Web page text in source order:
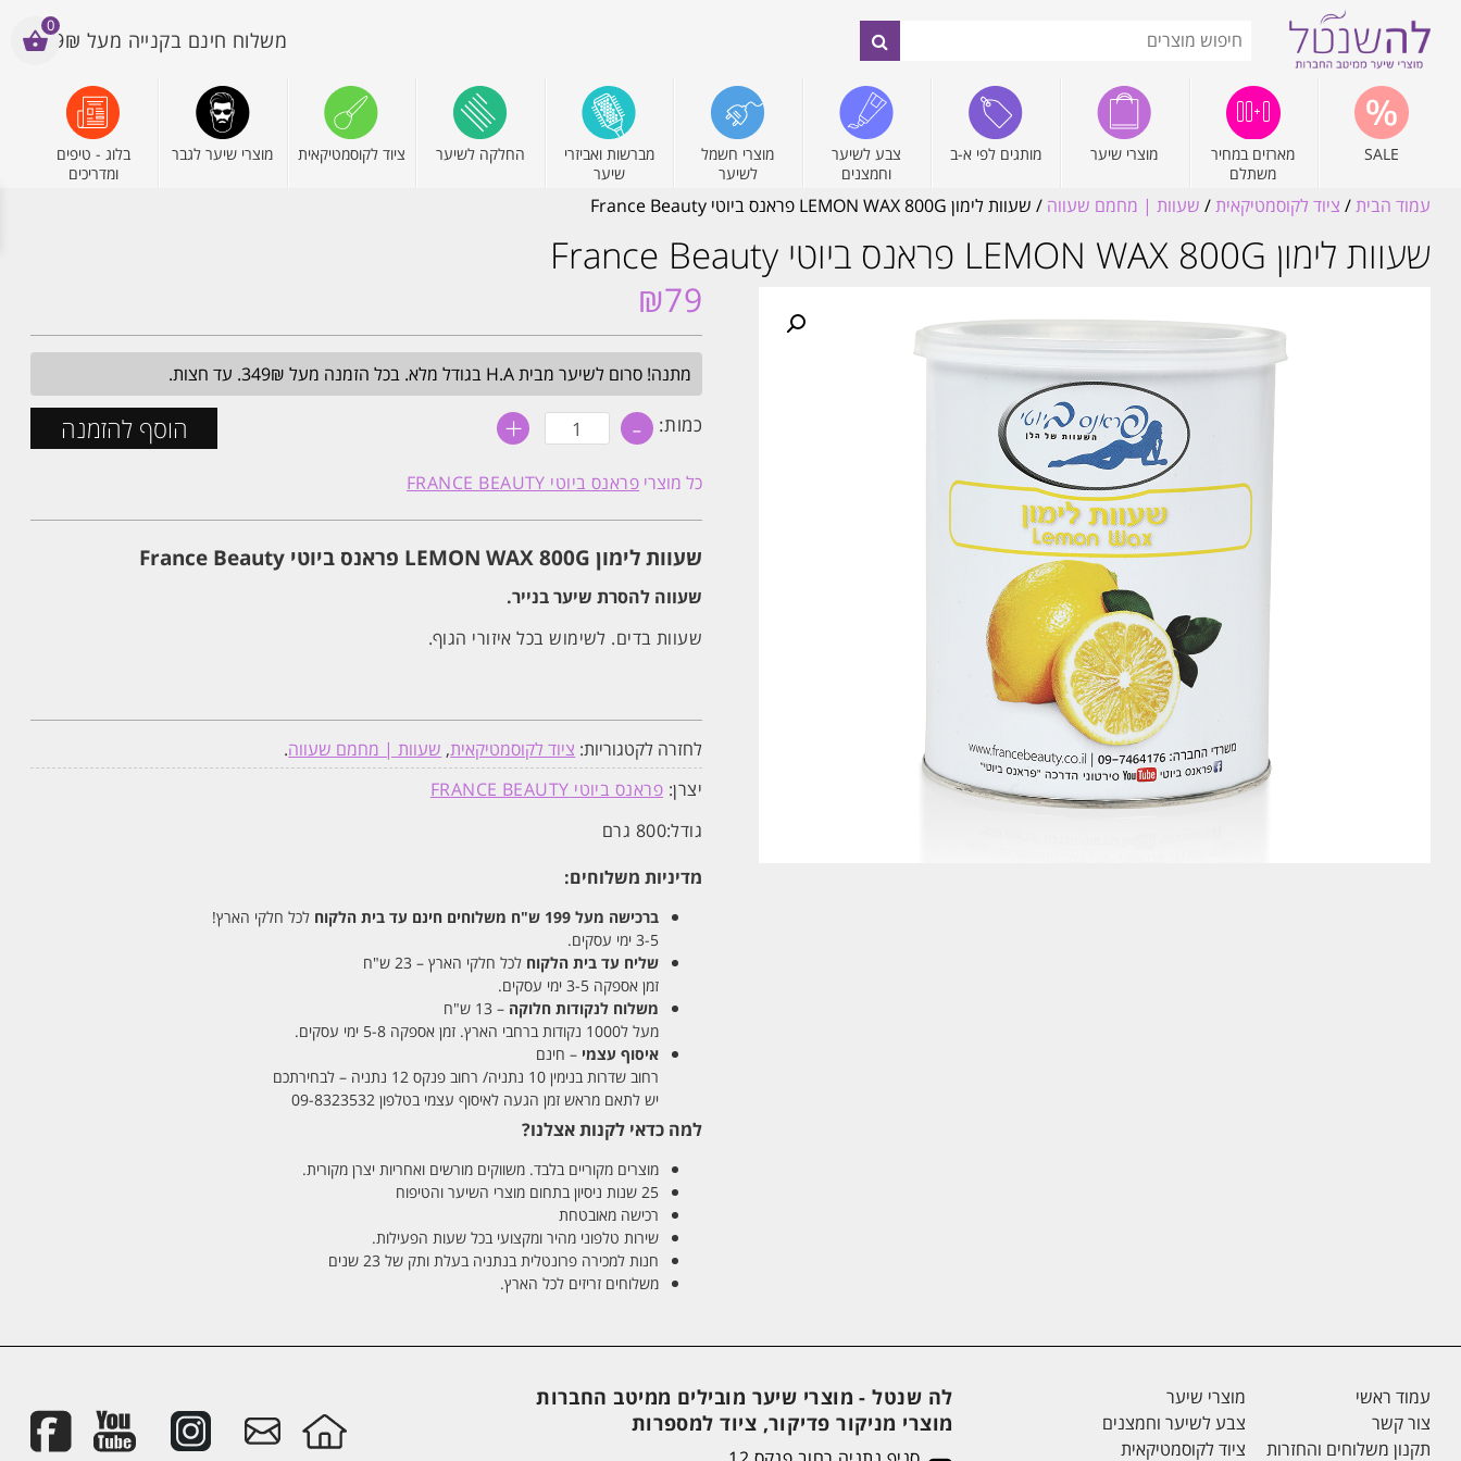
משלוח חינם בקנייה מעל 199₪
SALE
מארזים במחיר
משתלם
מוצרי שיער מותגים לפי א-ב
צבע לשיער
וחמצנים
מוצרי חשמל
לשיער
מברשות ואביזרי
שיער
החלקה לשיער ציוד לקוסמטיקאית מוצרי שיער לגבר
בלוג - טיפים
ומדריכים
עמוד הבית/ ציוד לקוסמטיקאית/ שעוות | מחמם שעווה / שעוות לימון LEMON WAX 800G פראנס ביוטי France Beauty
שעוות לימון LEMON WAX 800G פראנס ביוטי France Beauty
₪79
מתנה! סרום לשיער מבית H.A בגודל מלא. בכל הזמנה מעל 349₪. עד חצות.
כמות: - כמות
של
לימון
LEMON
800G
ביוטי
France
Beauty
+ הוסף להזמנה
כל מוצרי פראנס ביוטי FRANCE BEAUTY
שעוות לימון LEMON WAX 800G פראנס ביוטי France Beauty
שעווה להסרת שיער בנייר.
שעוות בדים. לשימוש בכל איזורי הגוף.
לחזרה לקטגוריות: ציוד לקוסמטיקאית, שעוות | מחמם שעווה.
יצרן: פראנס ביוטי FRANCE BEAUTY
גודל:800 גרם
מדיניות משלוחים:
ברכישה מעל 199 ש"ח משלוחים חינם עד בית הלקוח לכל חלקי הארץ!
3-5 ימי עסקים.
שליח עד בית הלקוח לכל חלקי הארץ – 23 ש"ח
זמן אספקה 3-5 ימי עסקים.
משלוח לנקודות חלוקה – 13 ש"ח
מעל ל1000 נקודות ברחבי הארץ. זמן אספקה 5-8 ימי עסקים.
איסוף עצמי – חינם
רחוב שדרות בנימין 10 נתניה/ רחוב פנקס 12 נתניה – לבחירתכם
יש לתאם מראש זמן הגעה לאיסוף עצמי בטלפון 09-8323532
למה כדאי לקנות אצלנו?
מוצרים מקוריים בלבד. משווקים מורשים ואחריות יצרן מקורית.
25 שנות ניסיון בתחום מוצרי השיער והטיפוח
רכישה מאובטחת
שירות טלפוני מהיר ומקצועי בכל שעות הפעילות.
חנות למכירה פרונטלית בנתניה בעלת ותק של 23 שנים
משלוחים זריזים לכל הארץ.
עמוד ראשי
צור קשר
תקנון משלוחים והחזרות
מוצרי שיער
צבע לשיער וחמצנים
ציוד לקוסמטיקאית
לה שנטל - מוצרי שיער מובילים ממיטב החברות
מוצרי מניקור פדיקור, ציוד למספרות
0